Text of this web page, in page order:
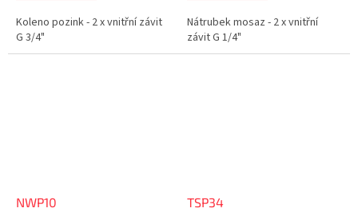
Koleno pozink - 2 x vnitřní závit
G 3/4"
Nátrubek mosaz - 2 x vnitřní
závit G 1/4"
NWP10 TSP34